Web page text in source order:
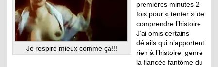
Je respire mieux comme ça!!!
premières minutes 2
fois pour « tenter » de
comprendre l’histoire.
J’ai omis certains
détails qui n’apportent
rien à l’histoire, genre
la fiancée fantôme du